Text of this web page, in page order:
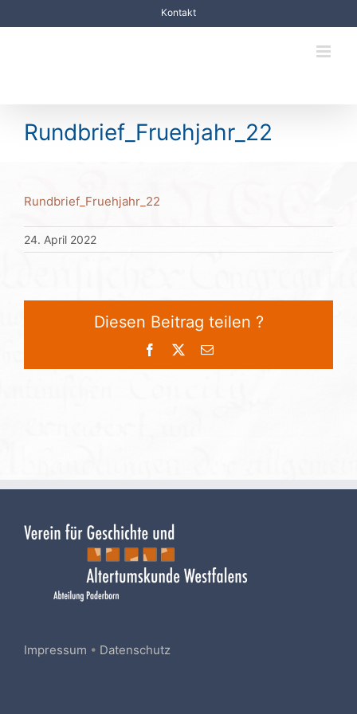
Inhalt
Kontakt
Rundbrief_Fruehjahr_22
Rundbrief_Fruehjahr_22
24. April 2022
Diesen Beitrag teilen ?
Facebook
E-
Impressum • Datenschutz